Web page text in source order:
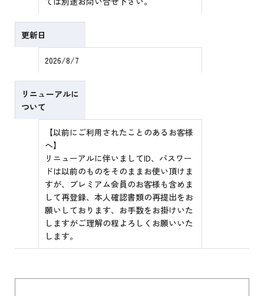
更新日
2026/8/7
リニューアルに
ついて
【以前にご利用されたことのあるお客様
へ】
リニューアルに伴いましてID、パスワー
ドは以前のものをそのままお使い頂けま
すが、プレミアム会員のお客様も含めま
して再登録、本人確認書類の再提出をお
願いしております、お手数をお掛けいた
しますがご理解の程よろしくお願いいた
します。